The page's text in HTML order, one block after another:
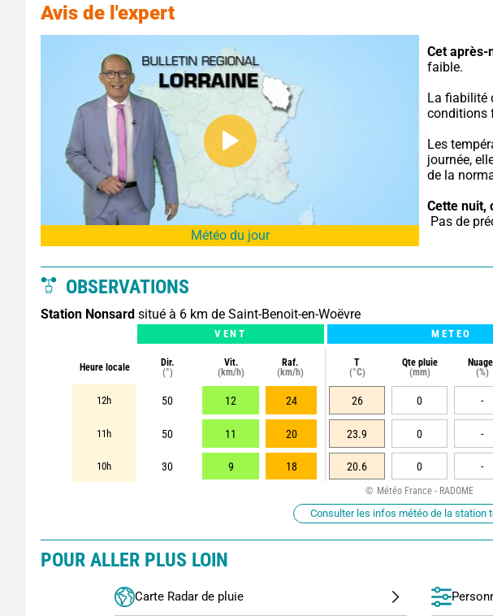
Avis de l'expert
Météo du jour
Cet après-
faible.
La fiabilité
conditions
Les
journée,
de la
Cette nuit,
Pas de
OBSERVATIONS
Station Nonsard situé à 6 km de Saint-Benoit-en-Woëvre
VENT METEO
Heure locale
Dir.
(°)
Vit.
(km/h)
Raf.
(km/h)
T
(°C)
Qte pluie
(mm)
(%)
12h 50 12 24 26 0 -
11h 50 11 20 23.9 0 -
10h 30 9 18 20.6 0 -
Météo France - RADOME
Consulter les infos météo de la station
POUR ALLER PLUS LOIN
Carte Radar de pluie